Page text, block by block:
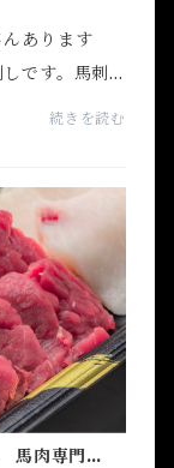
あります
です。馬刺
る料理で、
続きを読む
肉専門店馬